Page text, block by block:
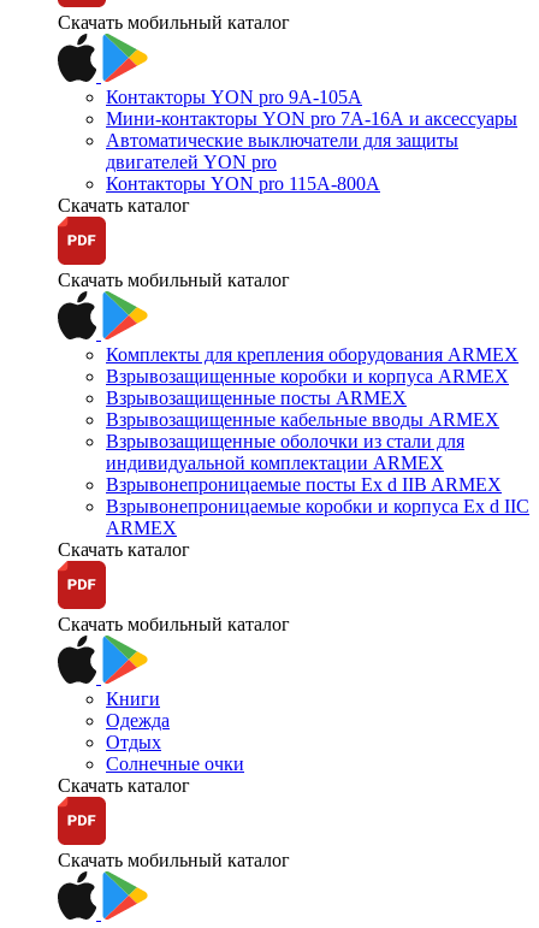
Скачать мобильный каталог
Контакторы YON pro 9А-105А
Мини-контакторы YON pro 7А-16А и аксессуары
Автоматические выключатели для защиты
двигателей YON pro
Контакторы YON pro 115А-800А
Скачать каталог
Скачать мобильный каталог
Комплекты для крепления оборудования ARMEX
Взрывозащищенные коробки и корпуса ARMEX
Взрывозащищенные посты ARMEX
Взрывозащищенные кабельные вводы ARMEX
Взрывозащищенные оболочки из стали для
индивидуальной комплектации ARMEX
Взрывонепроницаемые посты Ex d IIB ARMEX
Взрывонепроницаемые коробки и корпуса Ex d IIС
ARMEX
Скачать каталог
Скачать мобильный каталог
Книги
Одежда
Отдых
Солнечные очки
Скачать каталог
Скачать мобильный каталог